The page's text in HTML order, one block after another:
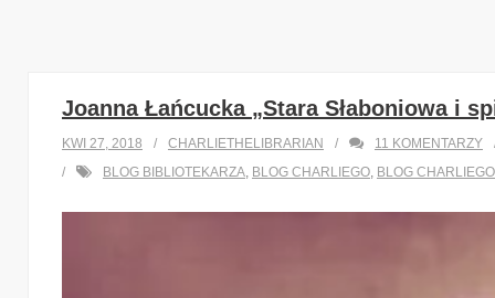
Joanna Łańcucka „Stara Słaboniowa i
KWI 27, 2018 CHARLIETHELIBRARIAN 11 KOMENTARZY
BLOG BIBLIOTEKARZA, BLOG CHARLIEGO, BLOG